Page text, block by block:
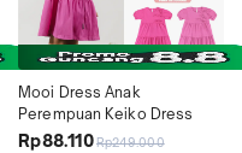
Mooi Dress Anak
Perempuan Keiko Dress
Rp88.110Rp249.000